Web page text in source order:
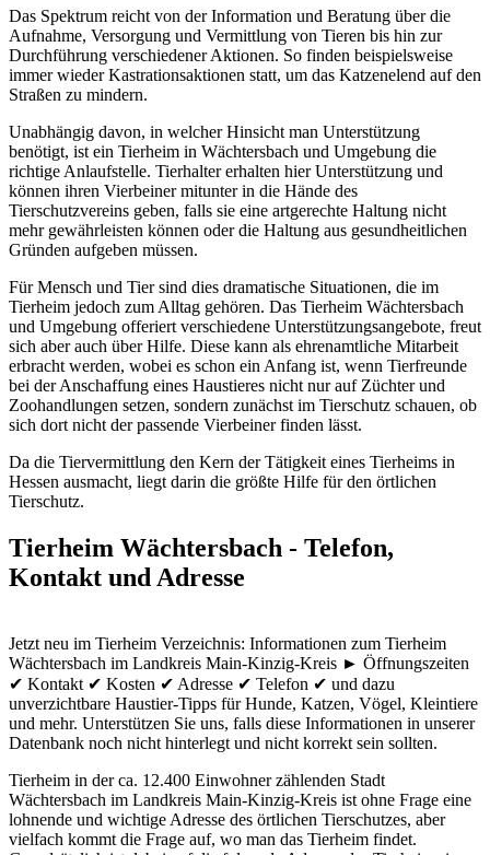
Das Spektrum reicht von der Information und Beratung über die
Aufnahme, Versorgung und Vermittlung von Tieren bis hin zur
Durchführung verschiedener Aktionen. So finden beispielsweise
immer wieder Kastrationsaktionen statt, um das Katzenelend auf den
Straßen zu mindern.
Unabhängig davon, in welcher Hinsicht man Unterstützung
benötigt, ist ein Tierheim in Wächtersbach und Umgebung die
richtige Anlaufstelle. Tierhalter erhalten hier Unterstützung und
können ihren Vierbeiner mitunter in die Hände des
Tierschutzvereins geben, falls sie eine artgerechte Haltung nicht
mehr gewährleisten können oder die Haltung aus gesundheitlichen
Gründen aufgeben müssen.
Für Mensch und Tier sind dies dramatische Situationen, die im
Tierheim jedoch zum Alltag gehören. Das Tierheim Wächtersbach
und Umgebung offeriert verschiedene Unterstützungsangebote, freut
sich aber auch über Hilfe. Diese kann als ehrenamtliche Mitarbeit
erbracht werden, wobei es schon ein Anfang ist, wenn Tierfreunde
bei der Anschaffung eines Haustieres nicht nur auf Züchter und
Zoohandlungen setzen, sondern zunächst im Tierschutz schauen, ob
sich dort nicht der passende Vierbeiner finden lässt.
Da die Tiervermittlung den Kern der Tätigkeit eines Tierheims in
Hessen ausmacht, liegt darin die größte Hilfe für den örtlichen
Tierschutz.
Tierheim Wächtersbach - Telefon,
Kontakt und Adresse
Jetzt neu im Tierheim Verzeichnis: Informationen zum Tierheim
Wächtersbach im Landkreis Main-Kinzig-Kreis ► Öffnungszeiten
✔ Kontakt ✔ Kosten ✔ Adresse ✔ Telefon ✔ und dazu
unverzichtbare Haustier-Tipps für Hunde, Katzen, Vögel, Kleintiere
und mehr. Unterstützen Sie uns, falls diese Informationen in unserer
Datenbank noch nicht hinterlegt und nicht korrekt sein sollten.
Tierheim in der ca. 12.400 Einwohner zählenden Stadt
Wächtersbach im Landkreis Main-Kinzig-Kreis ist ohne Frage eine
lohnende und wichtige Adresse des örtlichen Tierschutzes, aber
vielfach kommt die Frage auf, wo man das Tierheim findet.